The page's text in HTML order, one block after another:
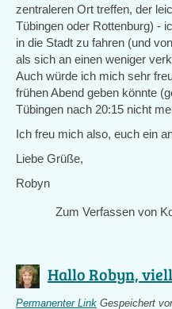
zentraleren Ort treffen, der
Tübingen oder Rottenburg) -
in die Stadt zu fahren (und
als sich an einen weniger
Auch würde ich mich sehr
frühen Abend geben könnte
Tübingen nach 20:15 nicht
Ich freu mich also, euch ein
Liebe Grüße,
Robyn
Zum Verfassen von
Hallo Robyn,
Permanenter Link Gespeichert